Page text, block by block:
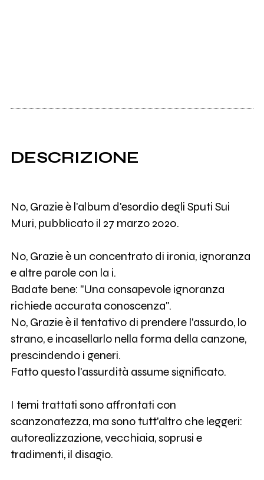
DESCRIZIONE
No, Grazie è l'album d'esordio degli Sputi Sui
Muri, pubblicato il 27 marzo 2020.
No, Grazie è un concentrato di ironia, ignoranza
e altre parole con la i.
Badate bene: "Una consapevole ignoranza
richiede accurata conoscenza".
No, Grazie è il tentativo di prendere l'assurdo, lo
strano, e incasellarlo nella forma della canzone,
prescindendo i generi.
Fatto questo l'assurdità assume significato.
I temi trattati sono affrontati con
scanzonatezza, ma sono tutt'altro che leggeri:
autorealizzazione, vecchiaia, soprusi e
tradimenti, il disagio.